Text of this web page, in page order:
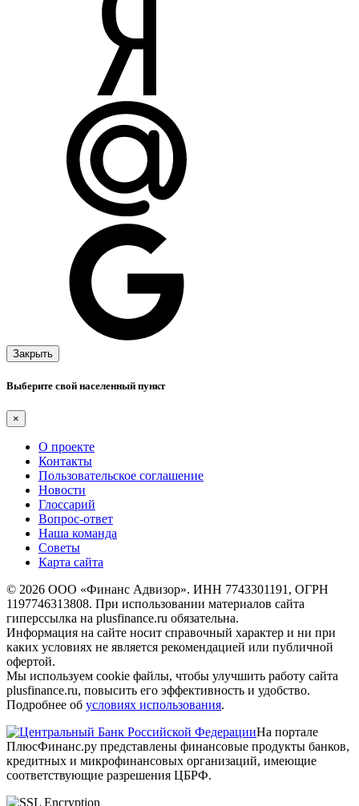
Закрыть
Выберите свой населенный пункт
×
О проекте
Контакты
Пользовательское соглашение
Новости
Глоссарий
Вопрос-ответ
Наша команда
Советы
Карта сайта
© 2026 ООО «Финанс Адвизор». ИНН 7743301191, ОГРН
1197746313808. При использовании материалов сайта
гиперссылка на plusfinance.ru обязательна.
Информация на сайте носит справочный характер и ни при
каких условиях не является рекомендацией или публичной
офертой.
Мы используем cookie файлы, чтобы улучшить работу сайта
plusfinance.ru, повысить его эффективность и удобство.
Подробнее об условиях использования.
На портале
ПлюсФинанс.ру представлены финансовые продукты банков,
кредитных и микрофинансовых организаций, имеющие
соответствующие разрешения ЦБРФ.